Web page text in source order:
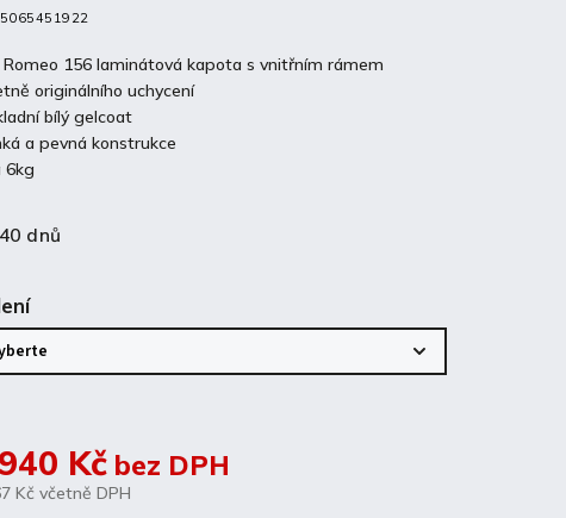
5065451922
156 laminátová kapota s vnitřním rámem
originálního uchycení
bílý gelcoat
a pevná konstrukce
6kg
dnů
Kč bez DPH
Kč včetně DPH